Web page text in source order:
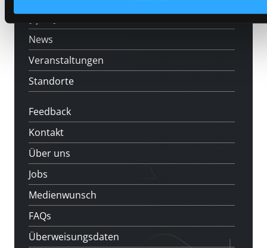
[kju:b]
News
Veranstaltungen
Standorte
Feedback
Kontakt
Über uns
Jobs
Medienwunsch
FAQs
Überweisungsdaten